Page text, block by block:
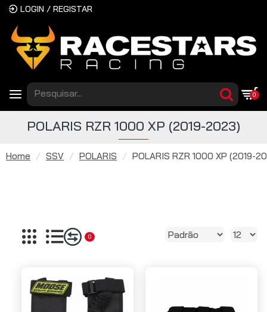
LOGIN / REGISTAR
0
Home SSV POLARIS POLARIS RZR 1000 XP (2019-
POLARIS RZR 1000 XP (2019-2023)
0